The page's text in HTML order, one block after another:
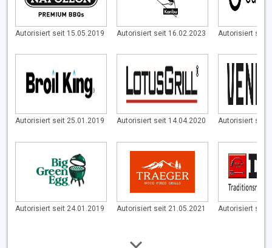
Autorisiert seit 15.05.2019
Autorisiert seit 25.01.2019
Autorisiert seit 24.01.2019
Autorisiert seit 16.02.2023
Autorisiert seit 14.04.2020
Autorisiert seit 21.05.2021
Autorisiert seit
Autorisiert seit
Autorisiert seit